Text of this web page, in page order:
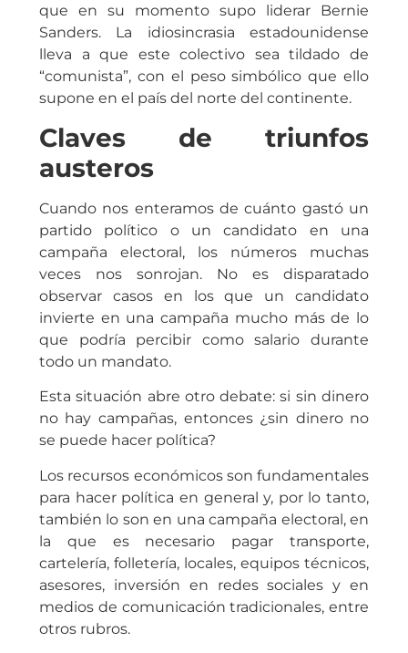
que en su momento supo liderar Bernie
Sanders. La idiosincrasia estadounidense
lleva a que este colectivo sea tildado de
“comunista”, con el peso simbólico que ello
supone en el país del norte del continente.
Claves de triunfos
austeros
Cuando nos enteramos de cuánto gastó un
partido político o un candidato en una
campaña electoral, los números muchas
veces nos sonrojan. No es disparatado
observar casos en los que un candidato
invierte en una campaña mucho más de lo
que podría percibir como salario durante
todo un mandato.
Esta situación abre otro debate: si sin dinero
no hay campañas, entonces ¿sin dinero no
se puede hacer política?
Los recursos económicos son fundamentales
para hacer política en general y, por lo tanto,
también lo son en una campaña electoral, en
la que es necesario pagar transporte,
cartelería, folletería, locales, equipos técnicos,
asesores, inversión en redes sociales y en
medios de comunicación tradicionales, entre
otros rubros.